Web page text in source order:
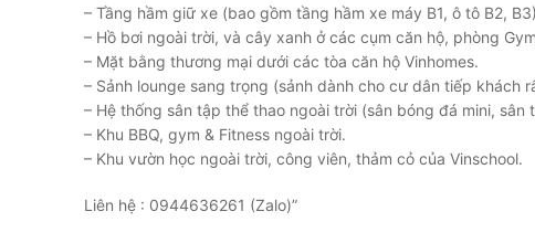
– Tầng hầm giữ xe (bao gồm tầng hầm xe máy B1, ô tô B2,
– Hồ bơi ngoài trời, và cây xanh ở các cụm căn hộ, phòng
– Mặt bằng thương mại dưới các tòa căn hộ Vinhomes.
– Sảnh lounge sang trọng (sảnh dành cho cư dân tiếp khách
– Hệ thống sân tập thể thao ngoài trời (sân bóng đá mini, sân
– Khu BBQ, gym & Fitness ngoài trời.
– Khu vườn học ngoài trời, công viên, thảm cỏ của Vinschool.
Liên hệ : 0944636261 (Zalo)”